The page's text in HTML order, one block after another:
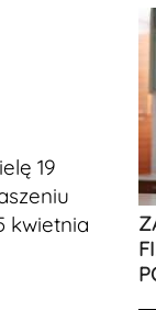
19
kwietnia